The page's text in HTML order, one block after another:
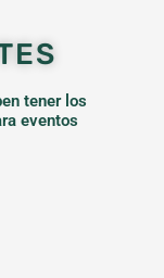
tener los
eventos